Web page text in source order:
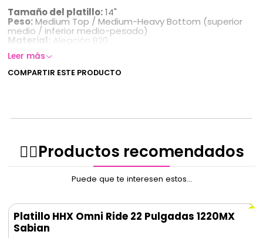
Tamaño del platillo:14"
Peso:Medium Top / Medium-Heavy Bottom (superior
medio / inferior medio-pesado)
Material: Aleación B20
Leer más
COMPARTIR ESTE PRODUCTO
✌🏻️Productos recomendados
Puede que te interesen estos...
Platillo HHX Omni Ride 22 Pulgadas 1220MX
Sabian